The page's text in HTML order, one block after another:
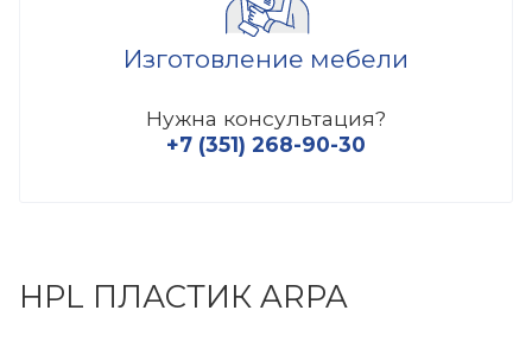
Изготовление мебели
Нужна консультация?
+7 (351) 268-90-30
HPL ПЛАСТИК ARPA